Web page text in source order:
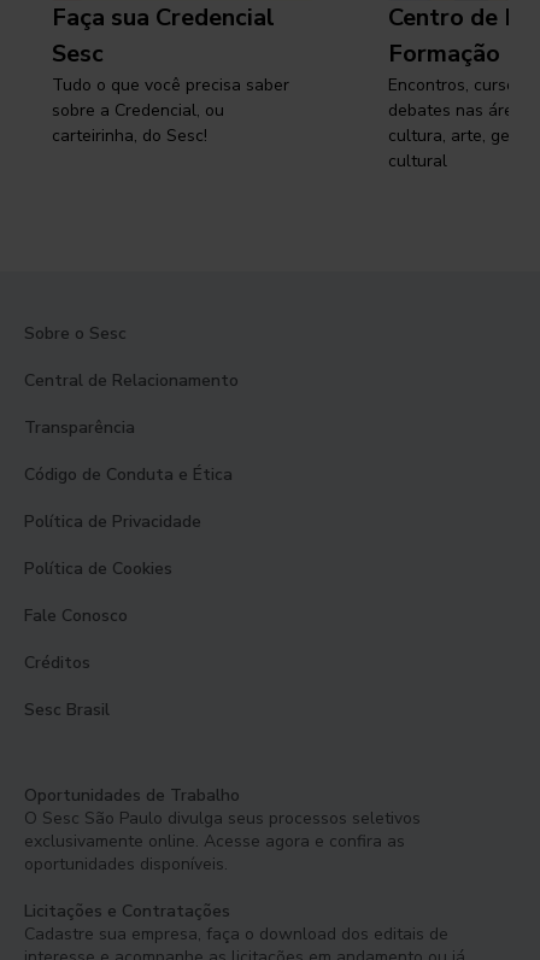
Faça sua Credencial
Sesc
Tudo o que você precisa saber
sobre a Credencial, ou
carteirinha, do Sesc!
Centro de
Formação
Encontros, cursos,
debates nas áreas
cultura, arte,
cultural
Sobre o Sesc
Central de Relacionamento
Transparência
Código de Conduta e Ética
Política de Privacidade
Política de Cookies
Fale Conosco
Créditos
Sesc Brasil
Oportunidades de Trabalho
O Sesc São Paulo divulga seus processos seletivos
exclusivamente online. Acesse agora e confira as
oportunidades disponíveis.
Licitações e Contratações
Cadastre sua empresa, faça o download dos editais de